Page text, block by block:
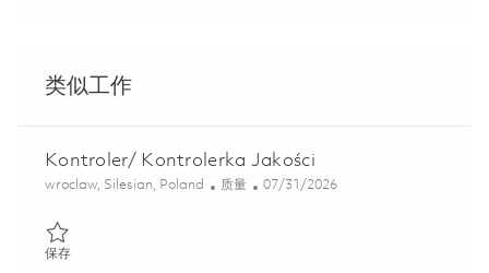
类似工作
Kontroler/ Kontrolerka Jakości
位置
wroclaw, Silesian, Poland 类别
质量 Posted Date
07/31/2026
保存保存 Kontroler/ Kontrolerka Jakości 01851308